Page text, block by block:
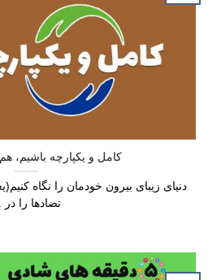
کامل و یکپارچه باشیم،
دنیای زیبای بیرون خودمان را نگاه
تضادها را در